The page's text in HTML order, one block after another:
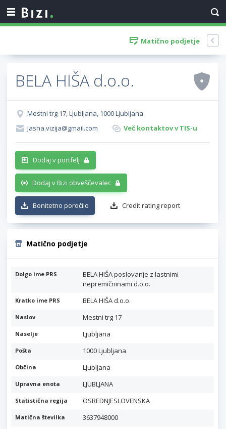
Matično podjetje
BELA HIŠA d.o.o.
Mestni trg 17, Ljubljana, 1000 Ljubljana
jasna.vizija@gmail.com
Več kontaktov v TIS-u
Dodaj v portfelj
Dodaj v Bizi obveščevalec
Bonitetno poročilo Credit rating report
Matično podjetje
Dolgo ime PRS
BELA HIŠA poslovanje z lastnimi
nepremičninami d.o.o.
Kratko ime PRS BELA HIŠA d.o.o.
Naslov Mestni trg 17
Naselje Ljubljana
Pošta 1000 Ljubljana
Občina Ljubljana
Upravna enota LJUBLJANA
Statistična regija OSREDNJESLOVENSKA
Matična številka 3637948000